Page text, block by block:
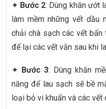
✦ Bước 2: Dùng khăn ướt
làm mềm những vết dầu
chải chà sạch các vết bẩn
để lại các vết vằn sau khi
✦ Bước 3: Dùng khăn
năng để lau sạch sẽ bề
loại bỏ vi khuẩn và các vết